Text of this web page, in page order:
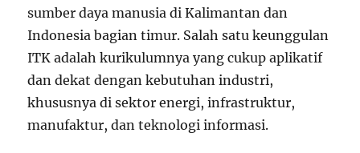
sumber daya manusia di Kalimantan dan
Indonesia bagian timur. Salah satu keunggulan
ITK adalah kurikulumnya yang cukup aplikatif
dan dekat dengan kebutuhan industri,
khususnya di sektor energi, infrastruktur,
manufaktur, dan teknologi informasi.